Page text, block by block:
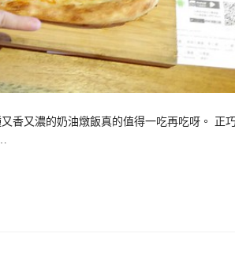
香又濃的奶油燉飯真的值得一吃再吃呀。 正